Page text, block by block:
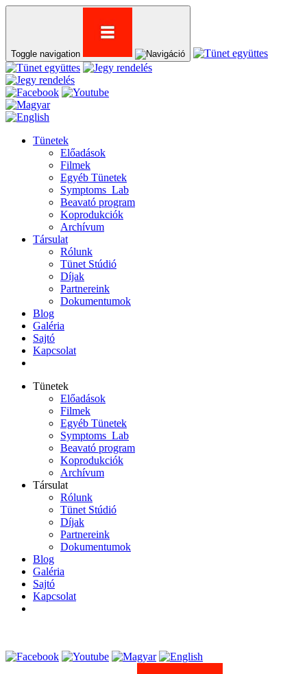
Toggle navigation
Tünetek
Előadások
Filmek
Egyéb Tünetek
Symptoms_Lab
Beavató program
Koprodukciók
Archívum
Társulat
Rólunk
Tünet Stúdió
Díjak
Partnereink
Dokumentumok
Blog
Galéria
Sajtó
Kapcsolat
Tünetek
Előadások
Filmek
Egyéb Tünetek
Symptoms_Lab
Beavató program
Koprodukciók
Archívum
Társulat
Rólunk
Tünet Stúdió
Díjak
Partnereink
Dokumentumok
Blog
Galéria
Sajtó
Kapcsolat